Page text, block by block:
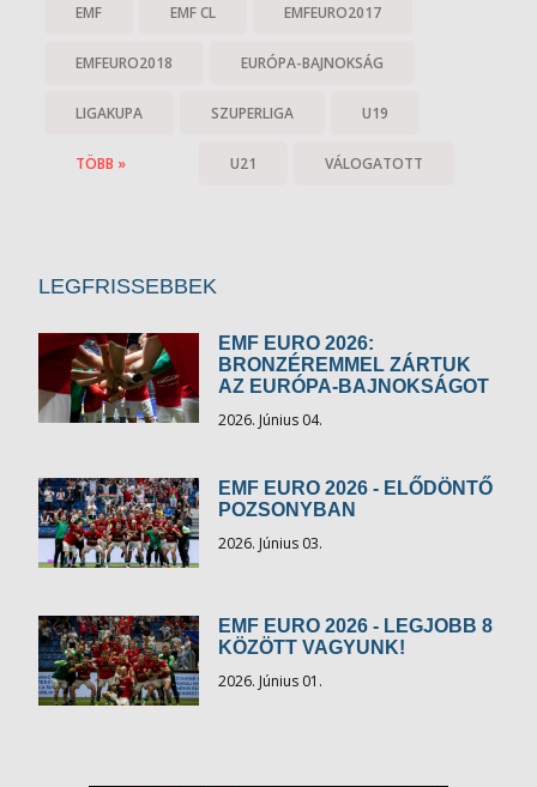
EMF EMF CL EMFEURO2017
EMFEURO2018 EURÓPA-BAJNOKSÁG
LIGAKUPA SZUPERLIGA U19
U21 VÁLOGATOTT
TÖBB »
LEGFRISSEBBEK
EMF EURO 2026:
BRONZÉREMMEL ZÁRTUK
AZ EURÓPA-BAJNOKSÁGOT
2026. Június 04.
EMF EURO 2026 - ELŐDÖNTŐ
POZSONYBAN
2026. Június 03.
EMF EURO 2026 - LEGJOBB 8
KÖZÖTT VAGYUNK!
2026. Június 01.